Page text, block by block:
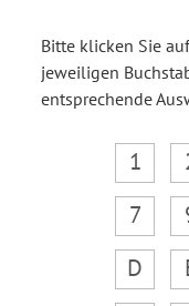
Bitte klicken Sie
jeweiligen
entsprechende
1
7
D